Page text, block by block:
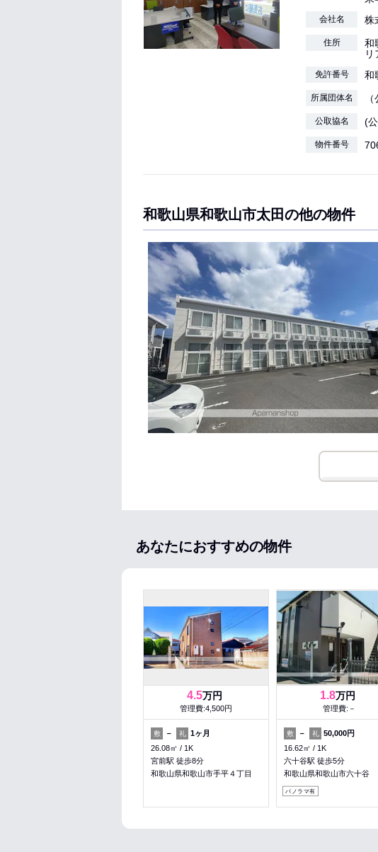
会社名 株
住所
和
免許番号 和
所属団体名
公取協名 (
物件番号
和歌山県和歌山市太田の他の物件
あなたにおすすめの物件
4.5万円
管理費:4,500円
敷 － 礼 1ヶ月
26.08㎡
1K
宮前駅 徒歩8分
和歌山県和歌山市手平４丁目
1.8万円
管理費:－
敷 － 礼 50,000円
16.62㎡
1K
六十谷駅 徒歩5分
和歌山県和歌山市六十谷
パノラマ有